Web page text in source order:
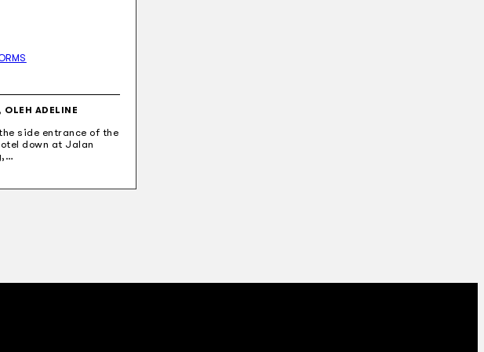
ADELINE
side entrance of the
down at Jalan